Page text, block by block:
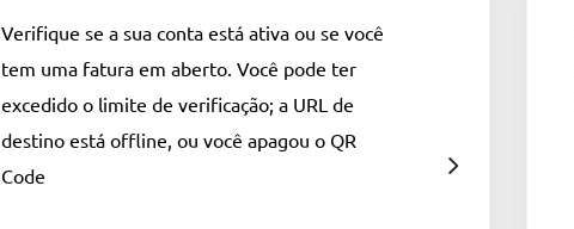
Verifique se a sua conta está ativa ou se você
tem uma fatura em aberto. Você pode ter
excedido o limite de verificação; a URL de
destino está offline, ou você apagou o QR
Code